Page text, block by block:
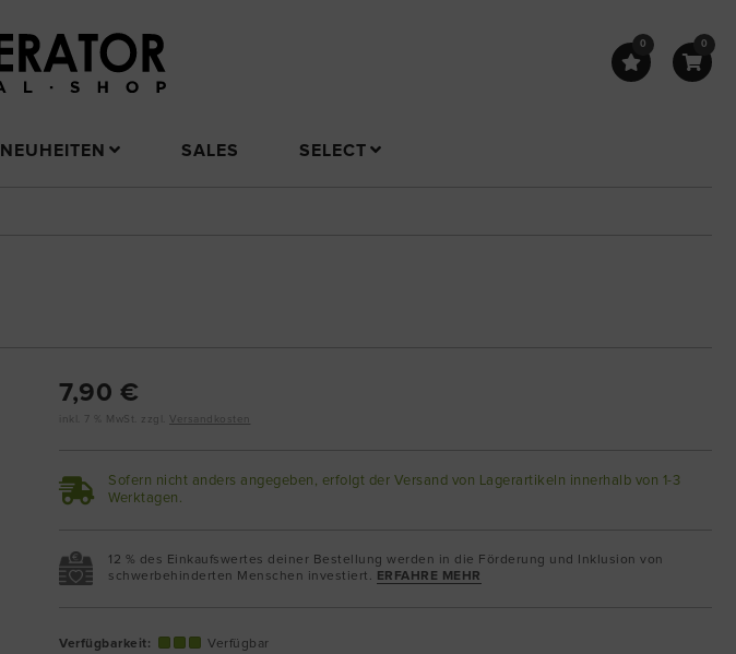
0 0
NEUHEITEN SALES SELECT
7,90 €
inkl. 7 % MwSt. zzgl. Versandkosten
Sofern nicht anders angegeben, erfolgt der Versand von Lagerartikeln innerhalb von 1-3
Werktagen.
12 % des Einkaufswertes deiner Bestellung werden in die Förderung und Inklusion von
schwerbehinderten Menschen investiert. ERFAHRE MEHR
Verfügbarkeit: Verfügbar